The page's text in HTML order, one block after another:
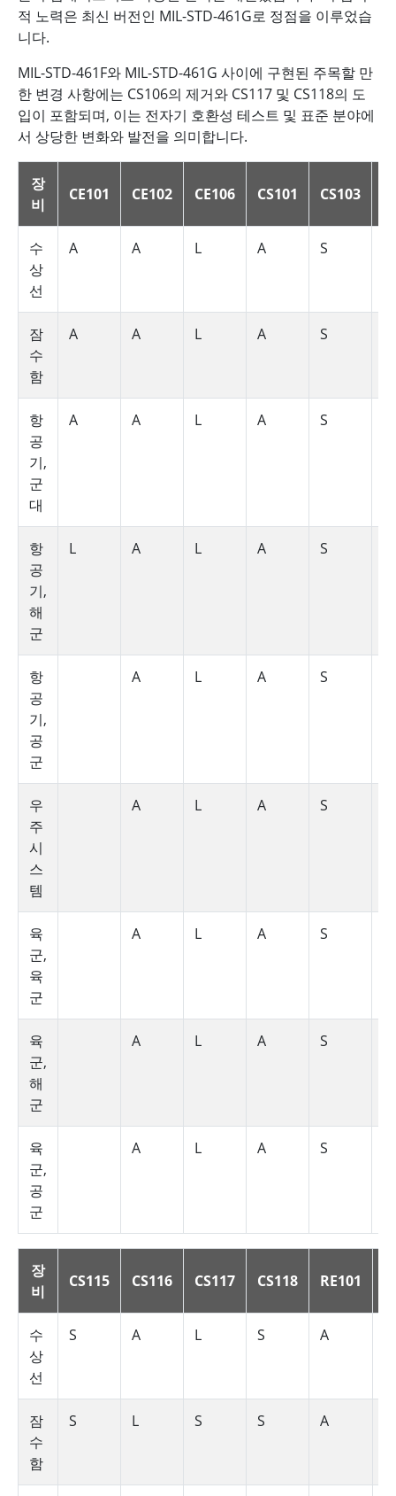
적 노력은 최신 버전인 MIL-STD-461G로 정점을 이루었습
니다.
MIL-STD-461F와 MIL-STD-461G 사이에 구현된 주목할 만
한 변경 사항에는 CS106의 제거와 CS117 및 CS118의 도
입이 포함되며, 이는 전자기 호환성 테스트 및 표준 분야에
서 상당한 변화와 발전을 의미합니다.
장
비
CE101 CE102 CE106 CS101 CS103
수
상
선
A A L A S
잠
수
함
A A L A S
항
공
기,
군
대
A A L A S
항
공
기,
해
군
L A L A S
항
공
기,
공
군
A L A S
우
주
시
스
템
A L A S
육
군,
육
군
A L A S
육
군,
해
군
A L A S
육
군,
공
군
A L A S
장
비
CS115 CS116 CS117 CS118 RE101
수
상
선
S A L S A
잠
수
함
S L S S A